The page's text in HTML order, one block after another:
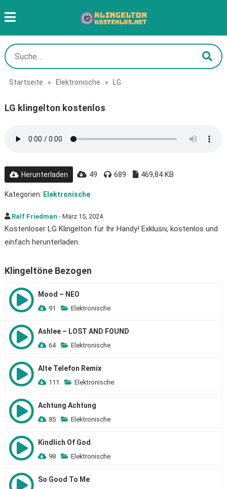
Startseite » Elektronische » LG
LG klingelton kostenlos
Herunterladen 49 689 469,84 KB
Kategorien: Elektronische
Ralf Friedman - März 15, 2024
Kostenloser LG Klingelton für Ihr Handy! Exklusiv, kostenlos und
einfach herunterladen.
Klingeltöne Bezogen
Mood – NEO
91 Elektronische
Ashlee – LOST AND FOUND
64 Elektronische
Alte Telefon Remix
111 Elektronische
Achtung Achtung
85 Elektronische
Кindlich Of God
98 Elektronische
So Good To Me